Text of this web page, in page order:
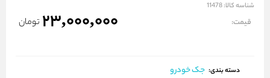
شناسه کالا:11478
قیمت: 23,000,000 تومان
دسته بندی: جک خودرو